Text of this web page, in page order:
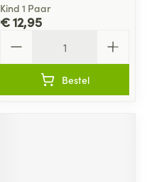
Kind 1 Paar
€ 12,95
Bestel